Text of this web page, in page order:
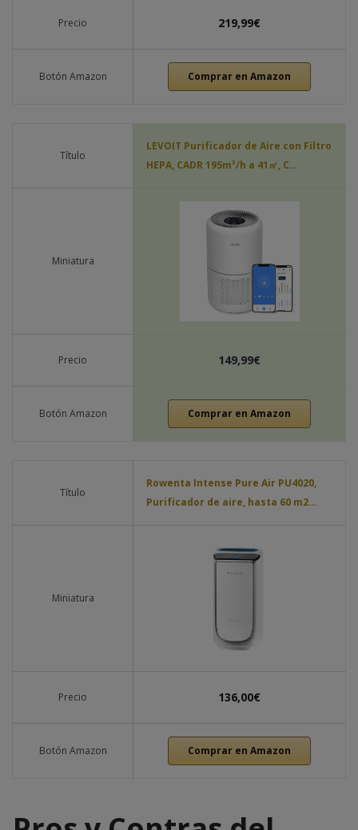
Precio 219,99€
Botón Amazon Comprar en Amazon
Título
LEVOIT Purificador de Aire con Filtro
HEPA, CADR 195m³/h a 41㎡, C…
Miniatura
Precio 149,99€
Botón Amazon Comprar en Amazon
Título
Rowenta Intense Pure Air PU4020,
Purificador de aire, hasta 60 m2…
Miniatura
Precio 136,00€
Botón Amazon Comprar en Amazon